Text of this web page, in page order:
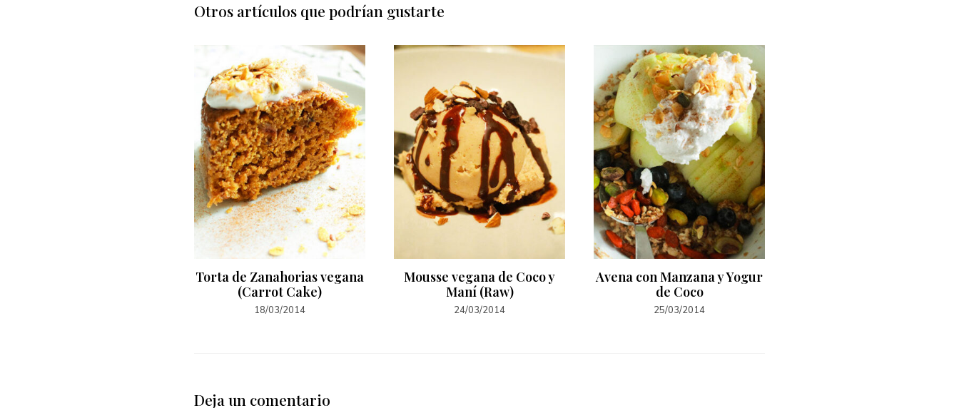
Otros artículos que podrían gustarte
Torta de Zanahorias vegana
(Carrot Cake)
18/03/2014
Mousse vegana de Coco y
Maní (Raw)
24/03/2014
Avena con Manzana y Yogur
de Coco
25/03/2014
Deja un comentario